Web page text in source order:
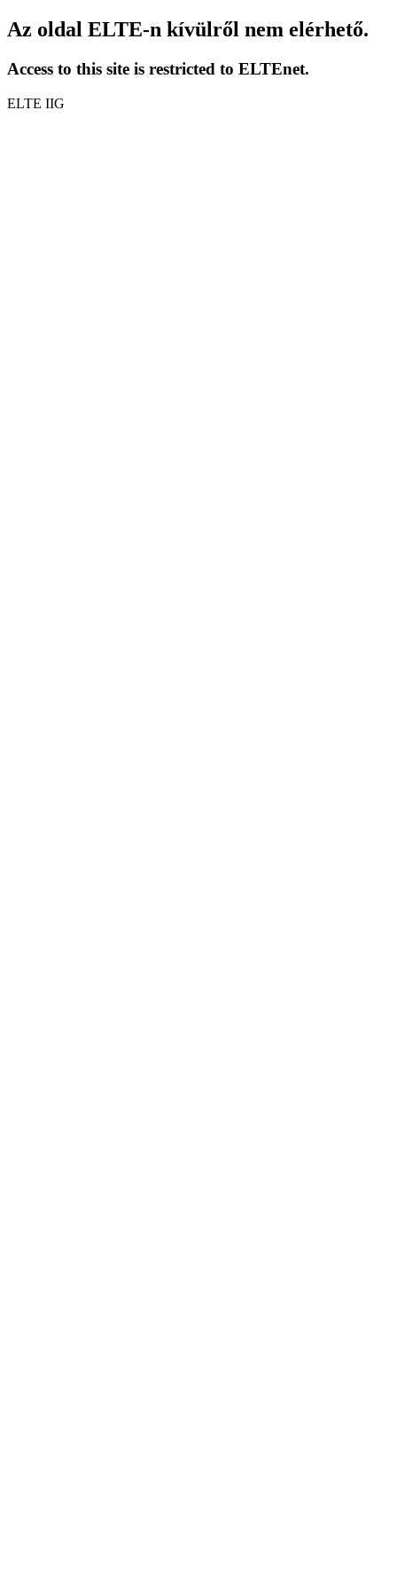
Az oldal ELTE-n kívülről nem elérhető.
Access to this site is restricted to ELTEnet.
ELTE IIG